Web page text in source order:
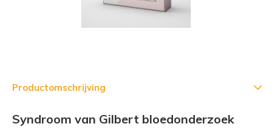
Productomschrijving
Syndroom van Gilbert bloedonderzoek